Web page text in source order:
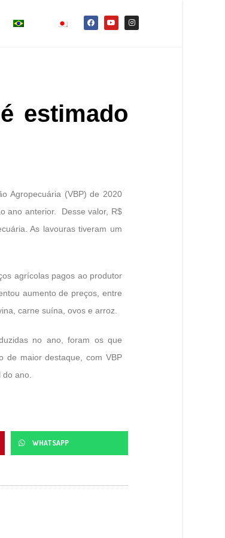
estimado
Agropecuária (VBP) de 2020
ano anterior. Desse valor, R$
As lavouras tiveram um
agrícolas pagos ao produtor
aumento de preços, entre
carne suína, ovos e arroz.
no ano, foram os que
de maior destaque, com VBP
ano.
WHATSAPP